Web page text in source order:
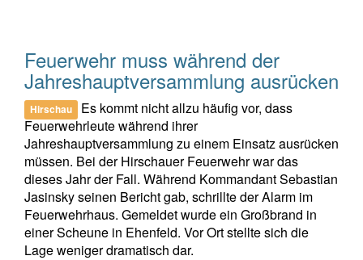
Feuerwehr muss während der
Jahreshauptversammlung ausrücken
Hirschau
Es kommt nicht allzu häufig vor, dass
Feuerwehrleute während ihrer
Jahreshauptversammlung zu einem Einsatz ausrücken
müssen. Bei der Hirschauer Feuerwehr war das
dieses Jahr der Fall. Während Kommandant Sebastian
Jasinsky seinen Bericht gab, schrillte der Alarm im
Feuerwehrhaus. Gemeldet wurde ein Großbrand in
einer Scheune in Ehenfeld. Vor Ort stellte sich die
Lage weniger dramatisch dar.